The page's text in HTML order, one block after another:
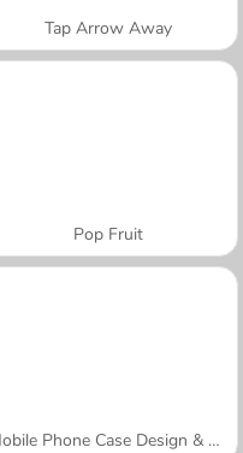
Tap Arrow Away
Pop Fruit
Mobile Phone Case Design & DIY